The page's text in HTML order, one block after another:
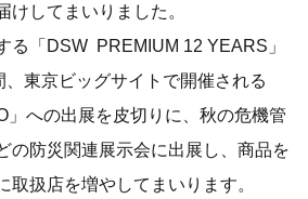
けしてまいりました。
る「DSW PREMIUM 12 YEARS」
東京ビッグサイトで開催される
」への出展を皮切りに、秋の危機管
の防災関連展示会に出展し、商品を
取扱店を増やしてまいります。